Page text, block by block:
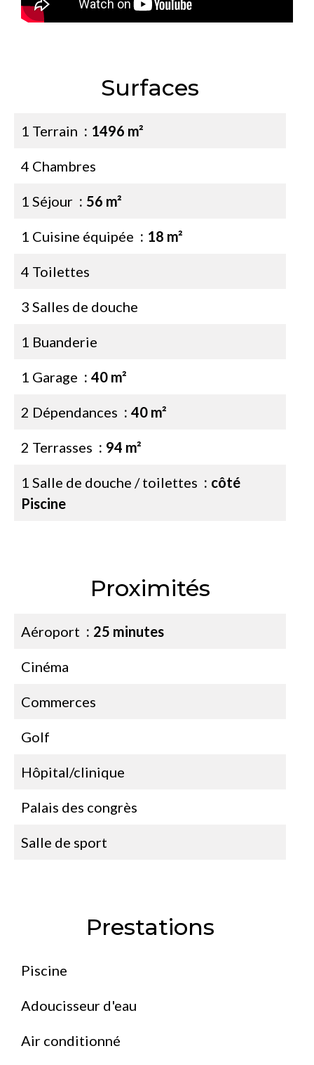
Surfaces
1 Terrain 1496 m²
4 Chambres
1 Séjour 56 m²
1 Cuisine équipée 18 m²
4 Toilettes
3 Salles de douche
1 Buanderie
1 Garage 40 m²
2 Dépendances 40 m²
2 Terrasses 94 m²
1 Salle de douche / toilettes
côté
Piscine
Proximités
Aéroport 25 minutes
Cinéma
Commerces
Golf
Hôpital/clinique
Palais des congrès
Salle de sport
Prestations
Piscine
Adoucisseur d'eau
Air conditionné